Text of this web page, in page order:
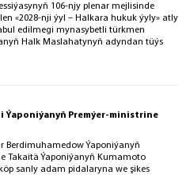
106-njy plenar mejlisinde
«2028-nji ýyl – Halkara hukuk ýyly» atly
edilmegi mynasybetli türkmen
Halk Maslahatynyň adyndan tüýs
Ýaponiýanyň Premýer-ministrine
Berdimuhamedow Ýaponiýanyň
Takaitä Ýaponiýanyň Kumamoto
sanly adam pidalaryna we şikes